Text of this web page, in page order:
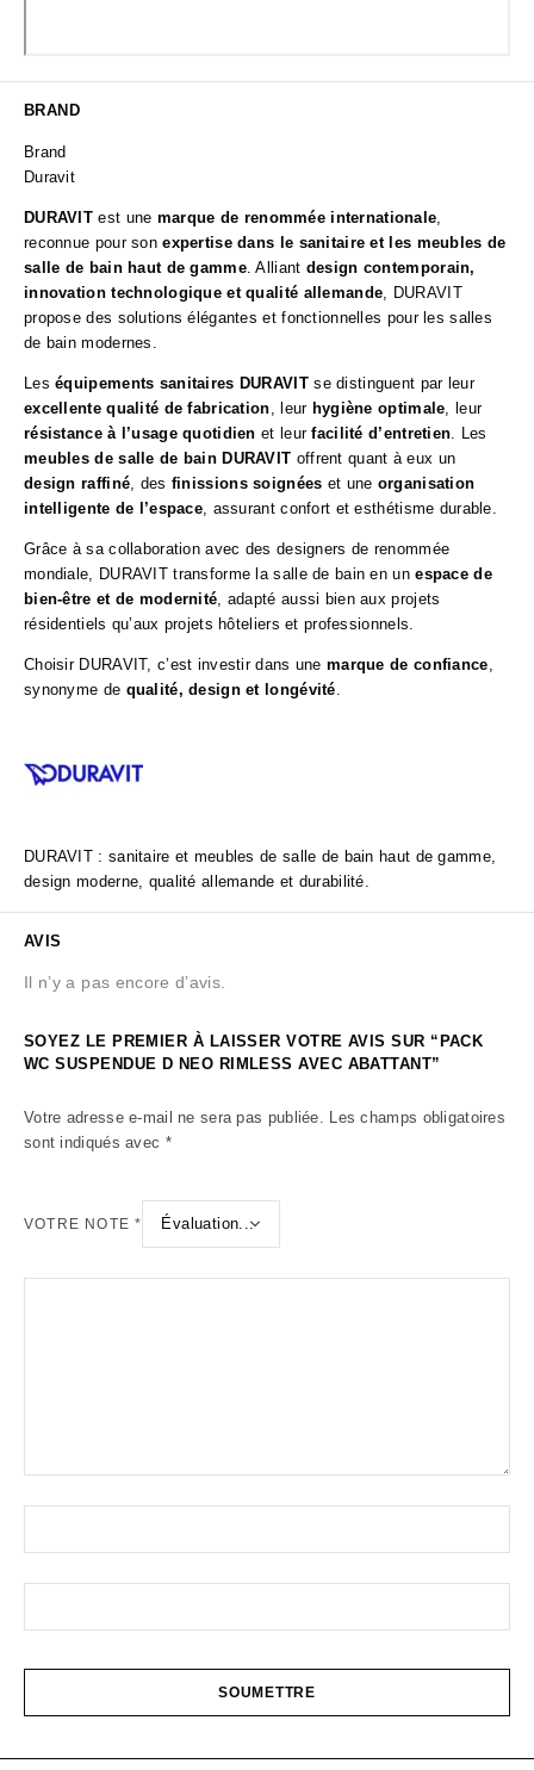
BRAND
Brand
Duravit
DURAVIT est une marque de renommée internationale,
reconnue pour sonexpertise dans le sanitaire et les meubles de
salle de bain haut de gamme. Alliant design contemporain,
innovation technologique et qualité allemande, DURAVIT
propose des solutions élégantes et fonctionnelles pour les salles
de bain modernes.
Leséquipements sanitaires DURAVITse distinguent par leur
excellente qualité de fabrication, leur hygiène optimale, leur
résistance à l’usage quotidien et leurfacilité d’entretien. Les
meubles de salle de bain DURAVIT offrent quant à eux un
design raffiné, des finissions soignées et une organisation
intelligente de l’espace, assurant confort et esthétisme durable.
Grâce à sa collaboration avec des designers de renommée
mondiale, DURAVIT transforme la salle de bain en unespace de
bien-être et de modernité, adapté aussi bien aux projets
résidentiels qu’aux projets hôteliers et professionnels.
Choisir DURAVIT, c’est investir dans une marque de confiance,
synonyme de qualité, design et longévité.
DURAVIT : sanitaire et meubles de salle de bain haut de gamme,
design moderne, qualité allemande et durabilité.
AVIS
Il n’y a pas encore d’avis.
SOYEZ LE PREMIER À LAISSER VOTRE AVIS SUR “PACK
WC SUSPENDUE D NEO RIMLESS AVEC ABATTANT”
Votre adresse e-mail ne sera pas publiée. Les champs obligatoires
sont indiqués avec *
VOTRE NOTE*